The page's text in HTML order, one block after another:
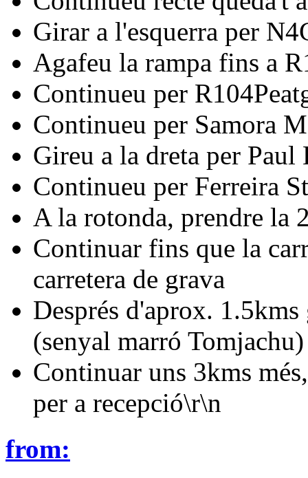
Girar a l'esquerra per
Agafeu la rampa fins a
Continueu per
Continueu per Samora
Gireu a la dreta per Paul
Continueu per Ferreira St
A la rotonda, prendre la
Continuar fins que la
carretera de grava
Després d'aprox.
(senyal marró Tomjachu)
Continuar uns 3kms
per a recepció\r\n
from: